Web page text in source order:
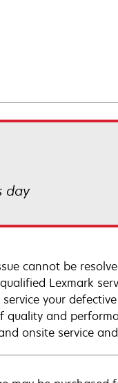
day
cannot be
Lexmark
your
quality and
onsite service